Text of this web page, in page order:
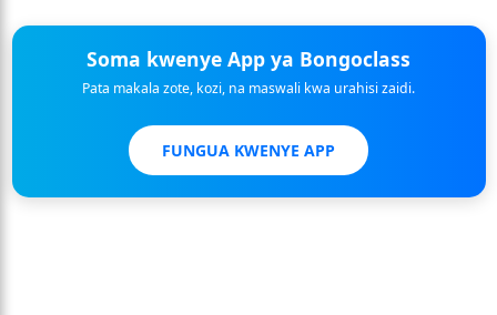
Soma kwenye App ya Bongoclass
Pata makala zote, kozi, na maswali kwa urahisi zaidi.
FUNGUA KWENYE APP